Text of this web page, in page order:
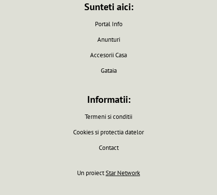
Sunteti aici:
Portal Info
Anunturi
Accesorii Casa
Gataia
Informatii:
Termeni si conditii
Cookies si protectia datelor
Contact
Un proiectStar Network